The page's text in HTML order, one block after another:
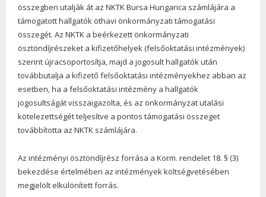
összegben utalják át az NKTK Bursa Hungarica számlájára a
támogatott hallgatók öthavi önkormányzati támogatási
összegét. Az NKTK a beérkezett önkormányzati
ösztöndíjrészeket a kifizetőhelyek (felsőoktatási intézmények)
szerint újracsoportosítja, majd a jogosult hallgatók után
továbbutalja a kifizető felsőoktatási intézményekhez abban az
esetben, ha a felsőoktatási intézmény a hallgatók
jogosultságát visszaigazolta, és az önkormányzat utalási
kötelezettségét teljesítve a pontos támogatási összeget
továbbította az NKTK számlájára.
Az intézményi ösztöndíjrész forrása a Korm. rendelet 18. § (3)
bekezdése értelmében az intézmények költségvetésében
megjelölt elkülönített forrás.